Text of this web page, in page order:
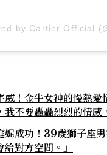
by Cartier Official
威！金牛女神的慢熱愛
不要轟轟烈烈的情感
妮成功！39歲獅子座
對方空間。」